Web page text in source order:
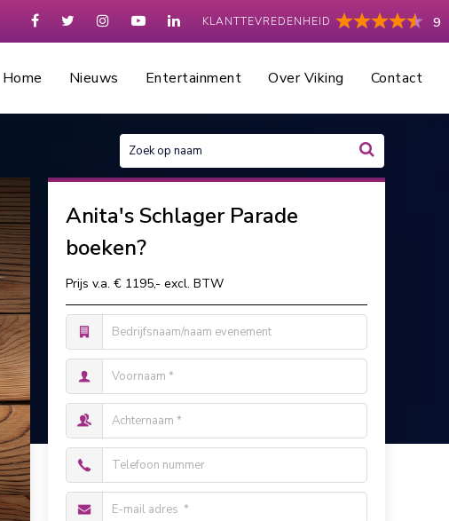
KLANTTEVREDENHEID 9
Home Nieuws Entertainment Over Viking Contact
Anita's Schlager Parade
boeken?
Prijs v.a. € 1195,- excl. BTW